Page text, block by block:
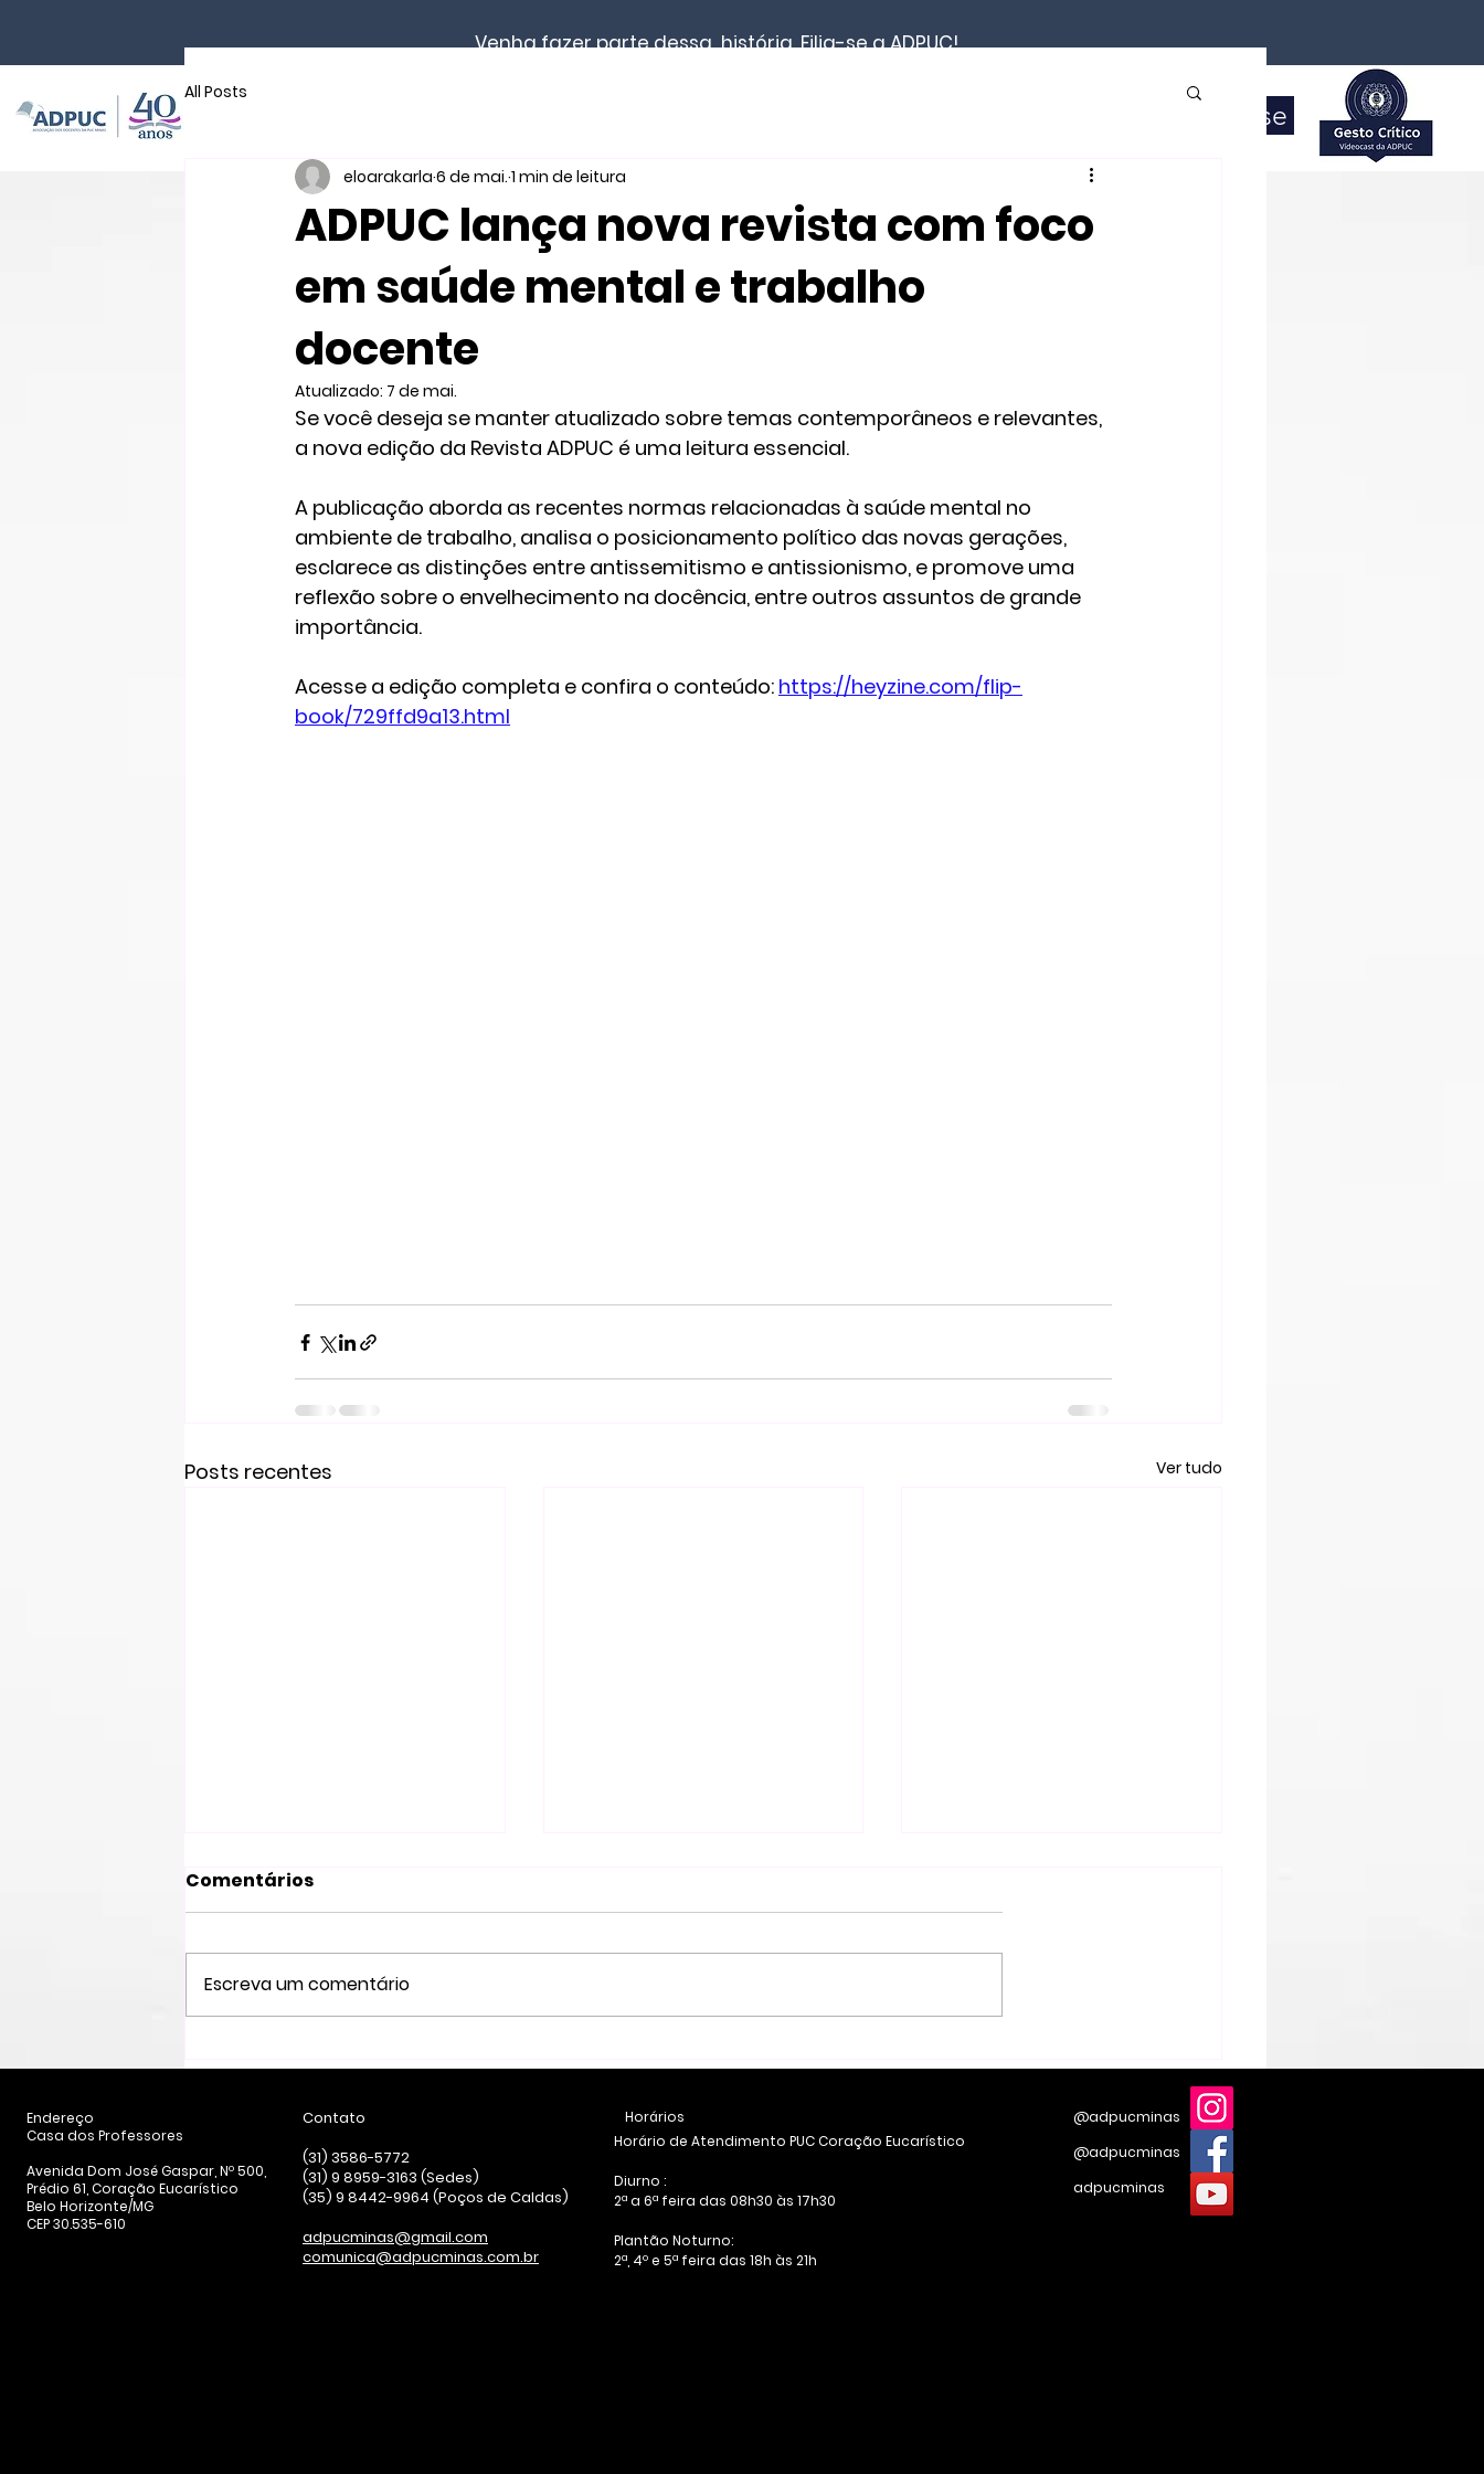
Venha fazer parte dessa história. Filia-se a ADPUC!
Associa-se
All Posts
ADPUC lança nova revista com foco
em saúde mental e trabalho
docente
eloarakarla 6 de mai. 1 min de leitura
Atualizado: 7 de mai.
Se você deseja se manter atualizado sobre temas contemporâneos e relevantes,
a nova edição da Revista ADPUC é uma leitura essencial.
A publicação aborda as recentes normas relacionadas à saúde mental no
ambiente de trabalho, analisa o posicionamento político das novas gerações,
esclarece as distinções entre antissemitismo e antissionismo, e promove uma
reflexão sobre o envelhecimento na docência, entre outros assuntos de grande
importância.
Acesse a edição completa e confira o conteúdo: https://heyzine.com/flip-
book/729ffd9a13.html
Posts recentes Ver tudo
professores(as)
MISÓGINOS CONTRA
TANIA CRISTINA TEIXEIRA
E RENATA REIS
podemos ignorar
Comentários
Escreva um comentário
Contato
(31) 3586-5772
(31) 9 8959-3163 (Sedes)
(35) 9 8442-9964 (Poços de Caldas)
adpucminas@gmail.com
comunica@adpucminas.com.br
Horários
Horário de Atendimento PUC Coração Eucarístico
Diurno :
2ª a 6ª feira das 08h30 às 17h30
Plantão Noturno:
2ª, 4º e 5ª feira das 18h às 21h
Endereço
​​Casa dos Professores
Avenida Dom José Gaspar, Nº 500,
Prédio 61, Coração Eucarístico
Belo Horizonte/MG
CEP 30.535-610
@adpucminas
@adpucminas
adpucminas